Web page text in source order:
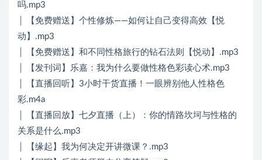
吗.mp3
│ 【免费赠送】个性修炼——如何让自己变得高效【悦
动】.mp3
│ 【免费赠送】和不同性格旅行的钻石法则【悦动】.mp3
│ 【发刊词】乐嘉：我为什么要做性格色彩读心术.mp3
│ 【直播回听】3小时干货直播！一眼辨别他人性格色
彩.m4a
│ 【直播回放】七夕直播（上）：你的情路坎坷与性格的
关系是什么.mp3
│ 【缘起】我为何决定开讲微课？.mp3